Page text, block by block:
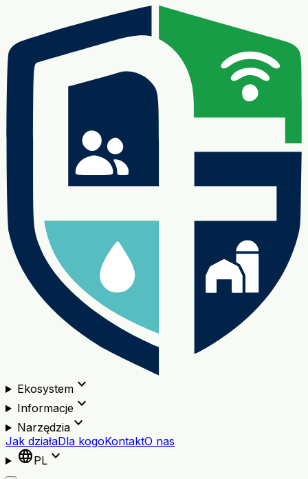
Ekosystemexpand_more
Informacjeexpand_more
Narzędziaexpand_more
Jak działaDla kogoKontaktO nas
languagePL expand_more